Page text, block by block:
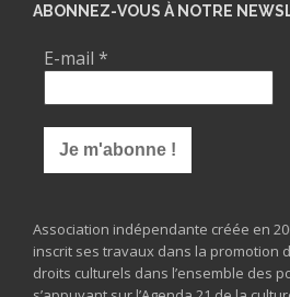
ABONNEZ-VOUS À NOTRE
E-mail *
Association indépendante créée en
inscrit ses travaux dans la promotion
droits culturels dans l’ensemble des